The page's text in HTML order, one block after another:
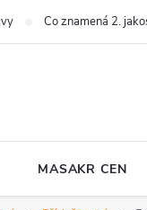
Co znamená 2.
MASAKR CEN